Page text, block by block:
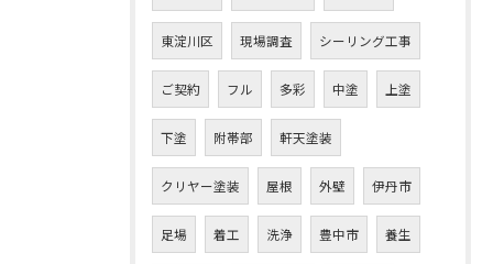
東淀川区 現場調査 シーリング工事
ご契約 フル 多彩 中塗 上塗
下塗 附帯部 軒天塗装
クリヤー塗装 屋根 外壁 伊丹市
足場 着工 洗浄 豊中市 養生